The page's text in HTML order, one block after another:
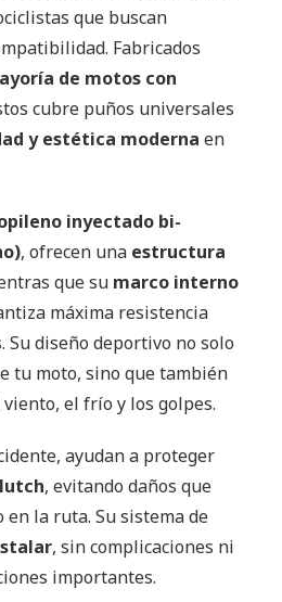
que buscan
Fabricados
de motos con
cubre puños universales
y estética moderna en
inyectado bi-
, ofrecen una estructura
que su marco interno
máxima resistencia
Su diseño deportivo no solo
tu moto, sino que también
el frío y los golpes.
ayudan a proteger
, evitando daños que
la ruta. Su sistema de
, sin complicaciones ni
importantes.